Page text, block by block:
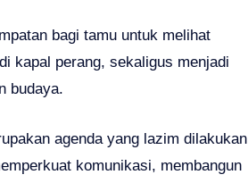
bagi tamu untuk melihat
kapal perang, sekaligus menjadi
budaya.
agenda yang lazim dilakukan
komunikasi, membangun